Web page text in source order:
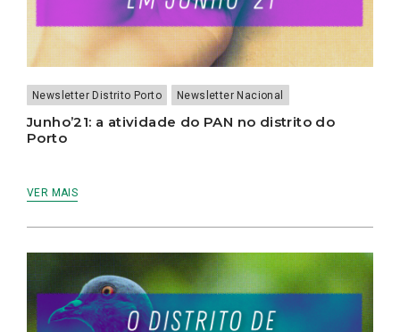
Newsletter Distrito Porto Newsletter Nacional
Junho’21: a atividade do PAN no distrito do
Porto
VER MAIS